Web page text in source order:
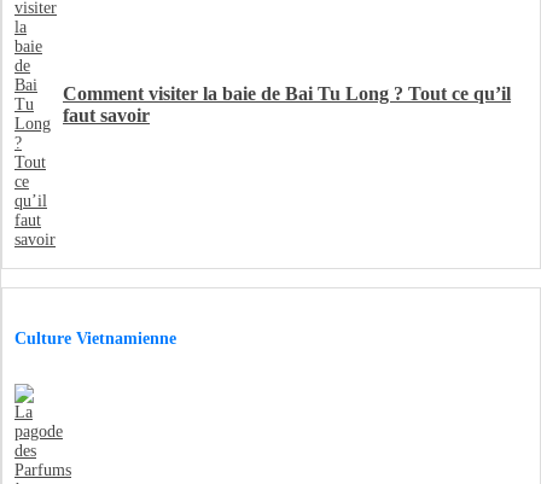
Comment visiter la baie de Bai Tu Long ? Tout ce qu’il
faut savoir
Culture Vietnamienne